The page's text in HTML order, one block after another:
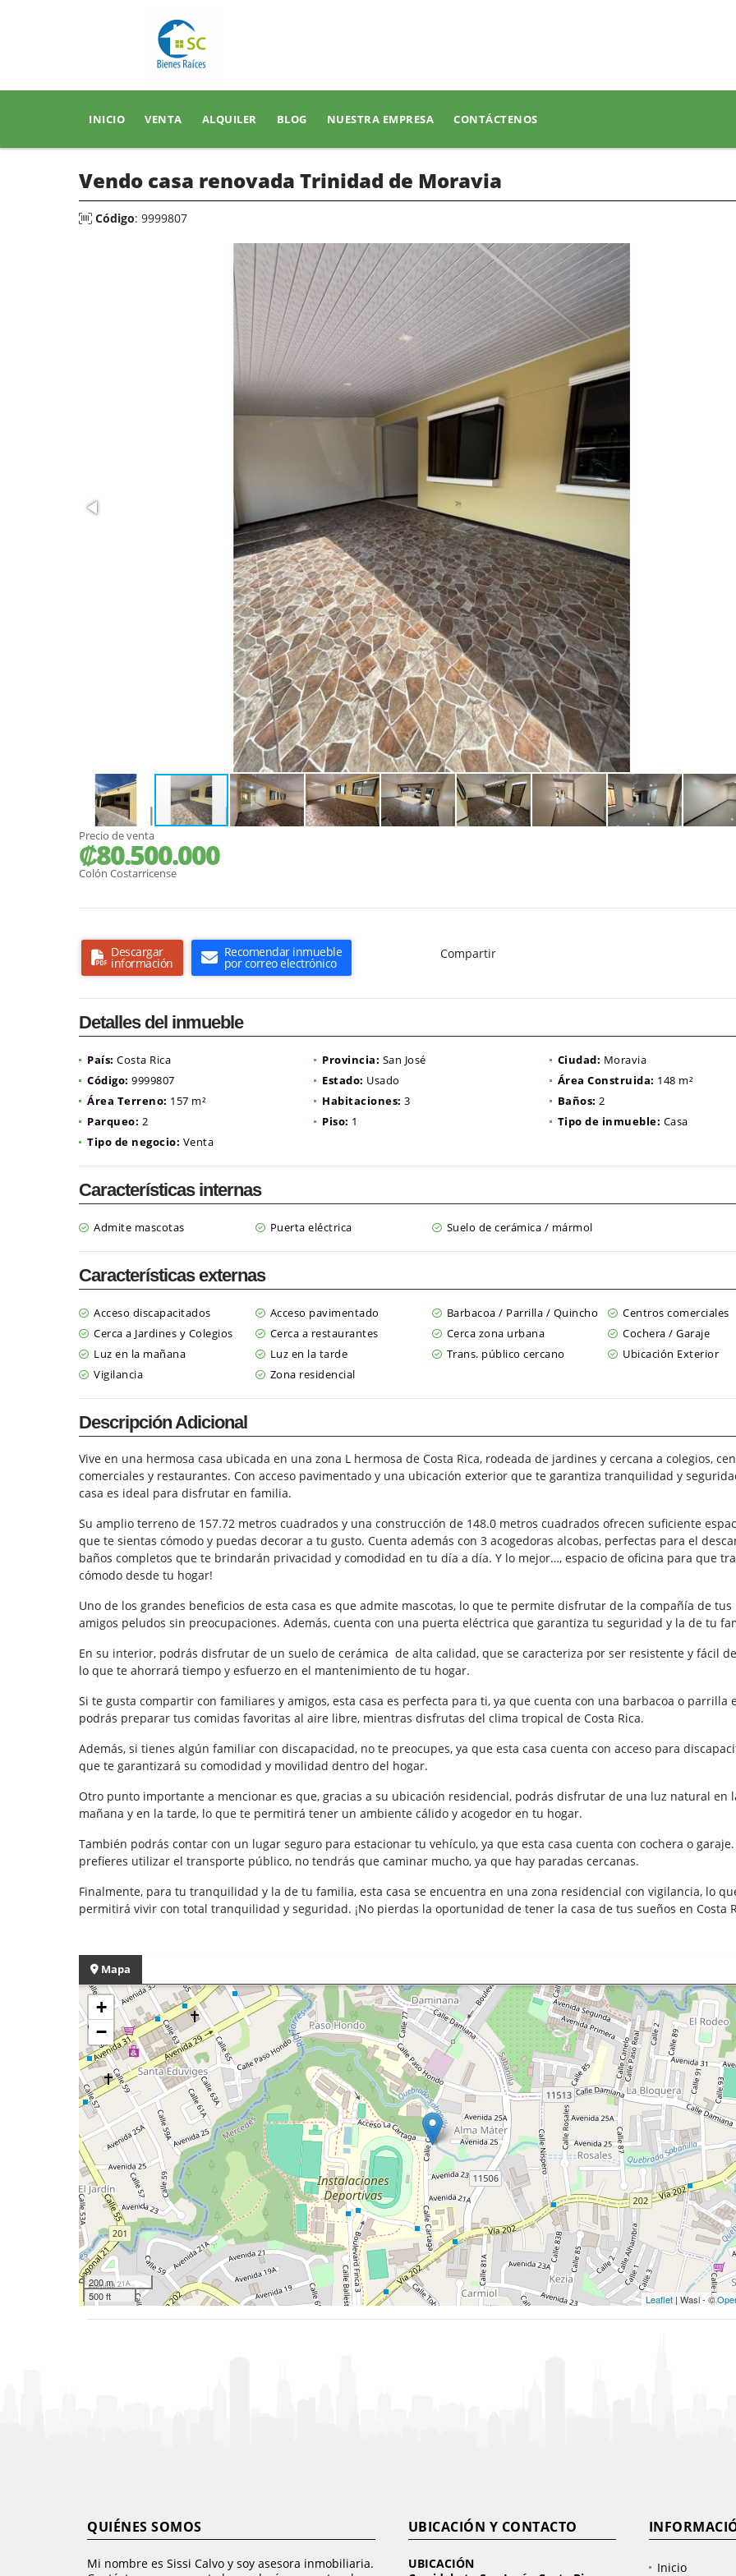
INICIO VENTA ALQUILER BLOG NUESTRA EMPRESA CONTÁCTENOS
Vendo casa renovada Trinidad de Moravia
Código: 9999807
Precio de venta
₡80.500.000
Colón Costarricense
Descargar
información
Recomendar inmueble
por correo electrónico
Compartir
Detalles del inmueble
País: Costa Rica Provincia: San José Ciudad: Moravia
Código: 9999807 Estado: Usado Área Construida: 148 m²
Área Terreno: 157 m² Habitaciones: 3 Baños: 2
Parqueo: 2 Piso: 1 Tipo de inmueble: Casa
Tipo de negocio: Venta
Características internas
Admite mascotas Puerta eléctrica Suelo de cerámica / mármol
Características externas
Acceso discapacitados Acceso pavimentado Barbacoa / Parrilla / Quincho
Centros comerciales
Cerca a Jardines y Colegios
Cerca a restaurantes Cerca zona urbana
Cochera / Garaje
Luz en la mañana
Luz en la tarde Trans. público cercano
Ubicación Exterior
Vigilancia
Zona residencial
Descripción Adicional
Vive en una hermosa casa ubicada en una zona L hermosa de Costa Rica, rodeada de jardines y cercana a colegios,
comerciales y restaurantes. Con acceso pavimentado y una ubicación exterior que te garantiza tranquilidad y
casa es ideal para disfrutar en familia.
Su amplio terreno de 157.72 metros cuadrados y una construcción de 148.0 metros cuadrados ofrecen suficiente
que te sientas cómodo y puedas decorar a tu gusto. Cuenta además con 3 acogedoras alcobas, perfectas para el
baños completos que te brindarán privacidad y comodidad en tu día a día. Y lo mejor…, espacio de oficina para que
cómodo desde tu hogar!
Uno de los grandes beneficios de esta casa es que admite mascotas, lo que te permite disfrutar de la compañía de tus
amigos peludos sin preocupaciones. Además, cuenta con una puerta eléctrica que garantiza tu seguridad y la de tu
En su interior, podrás disfrutar de un suelo de cerámica de alta calidad, que se caracteriza por ser resistente y fácil
lo que te ahorrará tiempo y esfuerzo en el mantenimiento de tu hogar.
Si te gusta compartir con familiares y amigos, esta casa es perfecta para ti, ya que cuenta con una barbacoa o parrilla
podrás preparar tus comidas favoritas al aire libre, mientras disfrutas del clima tropical de Costa Rica.
Además, si tienes algún familiar con discapacidad, no te preocupes, ya que esta casa cuenta con acceso para
que te garantizará su comodidad y movilidad dentro del hogar.
Otro punto importante a mencionar es que, gracias a su ubicación residencial, podrás disfrutar de una luz natural en
mañana y en la tarde, lo que te permitirá tener un ambiente cálido y acogedor en tu hogar.
También podrás contar con un lugar seguro para estacionar tu vehículo, ya que esta casa cuenta con cochera o garaje.
prefieres utilizar el transporte público, no tendrás que caminar mucho, ya que hay paradas cercanas.
Finalmente, para tu tranquilidad y la de tu familia, esta casa se encuentra en una zona residencial con vigilancia, lo
permitirá vivir con total tranquilidad y seguridad. ¡No pierdas la oportunidad de tener la casa de tus sueños en Costa
Mapa
+
−
200 m
500 ft
Leaflet | Wasi - ©
QUIÉNES SOMOS
Mi nombre es Sissi Calvo y soy asesora inmobiliaria.
UBICACIÓN Y CONTACTO
UBICACIÓN
Inicio